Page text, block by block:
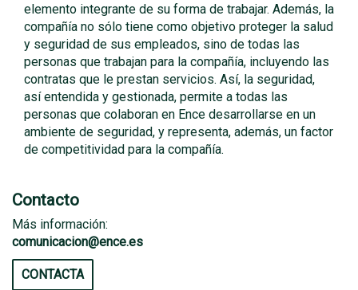
elemento integrante de su forma de trabajar. Además, la
compañía no sólo tiene como objetivo proteger la salud
y seguridad de sus empleados, sino de todas las
personas que trabajan para la compañía, incluyendo las
contratas que le prestan servicios. Así, la seguridad,
así entendida y gestionada, permite a todas las
personas que colaboran en Ence desarrollarse en un
ambiente de seguridad, y representa, además, un factor
de competitividad para la compañía.
Contacto
Más información:
comunicacion@ence.es
CONTACTA